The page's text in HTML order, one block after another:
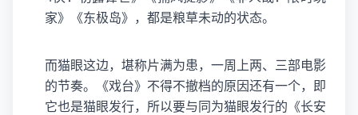
家》《东极岛》，都是粮草未动的状态。
而猫眼这边，堪称片满为患，一周上两、三部电影
的节奏。《戏台》不得不撤档的原因还有一个，即
它也是猫眼发行，所以要与同为猫眼发行的《长安